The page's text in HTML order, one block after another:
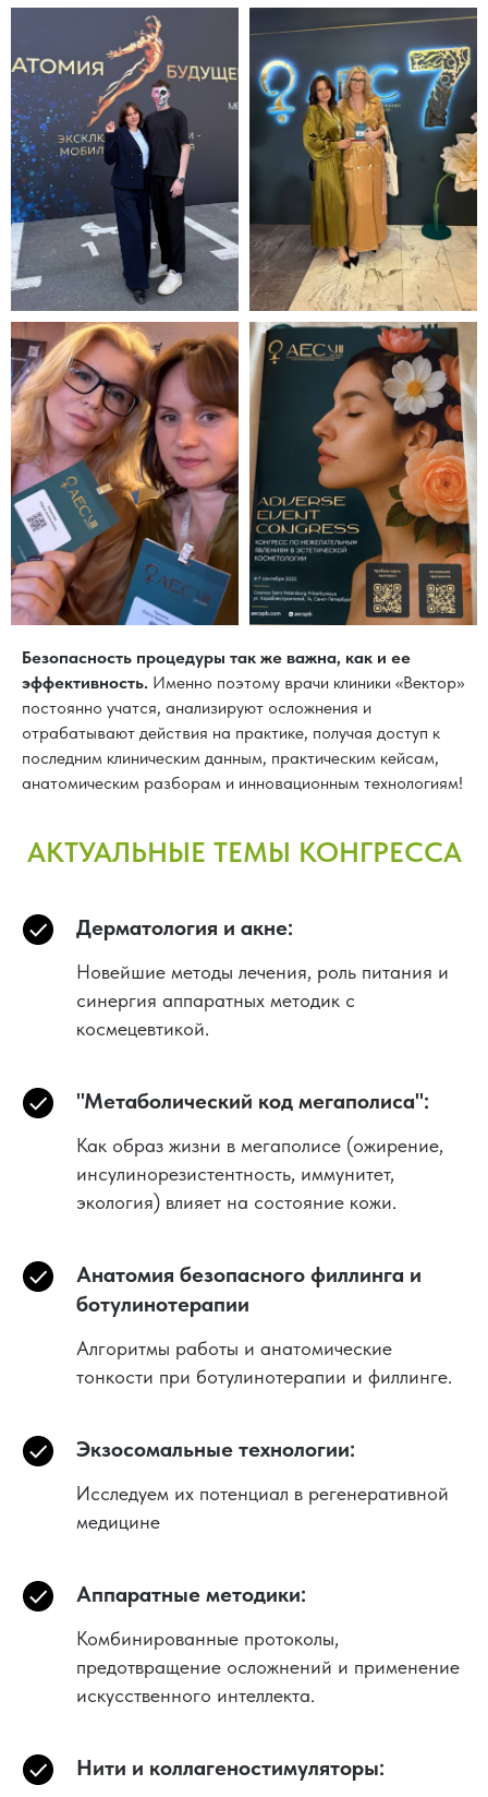
Безопасность процедуры так же важна, как и ее
эффективность. Именно поэтому врачи клиники «Вектор»
постоянно учатся, анализируют осложнения и
отрабатывают действия на практике, получая доступ к
последним клиническим данным, практическим кейсам,
анатомическим разборам и инновационным технологиям!
АКТУАЛЬНЫЕ ТЕМЫ КОНГРЕССА
Дерматология и акне:
Новейшие методы лечения, роль питания и
синергия аппаратных методик с
космецевтикой.
"Метаболический код мегаполиса":
Как образ жизни в мегаполисе (ожирение,
инсулинорезистентность, иммунитет,
экология) влияет на состояние кожи.
Анатомия безопасного филлинга и
ботулинотерапии
Алгоритмы работы и анатомические
тонкости при ботулинотерапии и филлинге.
Экзосомальные технологии:
Исследуем их потенциал в регенеративной
медицине
Аппаратные методики:
Комбинированные протоколы,
предотвращение осложнений и применение
искусственного интеллекта.
Нити и коллагеностимуляторы: